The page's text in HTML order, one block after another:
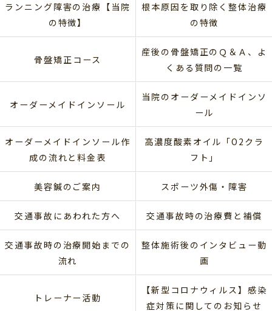
ランニング障害の治療【当院
の特徴】
根本原因を取り除く整体治療
の特徴
骨盤矯正コース
産後の骨盤矯正のＱ＆Ａ、よ
くある質問の一覧
オーダーメイドインソール
当院のオーダーメイドインソ
ール
オーダーメイドインソール作
成の流れと料金表
高濃度酸素オイル「O2クラ
フト」
美容鍼のご案内 スポーツ外傷・障害
交通事故にあわれた方へ 交通事故時の治療費と補償
交通事故時の治療開始までの
流れ
整体施術後のインタビュー動
画
トレーナー活動
【新型コロナウィルス】感染
症対策に関してのお知らせ